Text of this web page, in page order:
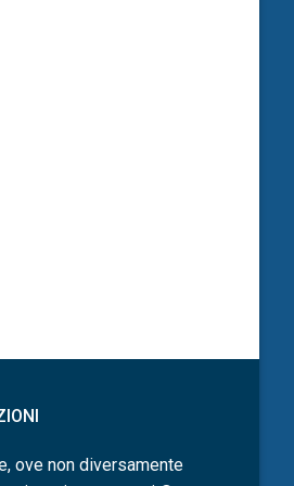
ove non diversamente